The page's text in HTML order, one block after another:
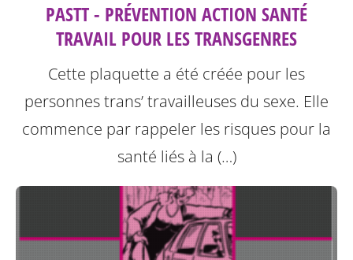
PASTT - PRÉVENTION ACTION SANTÉ
TRAVAIL POUR LES TRANSGENRES
Cette plaquette a été créée pour les
personnes trans’ travailleuses du sexe. Elle
commence par rappeler les risques pour la
santé liés à la (…)